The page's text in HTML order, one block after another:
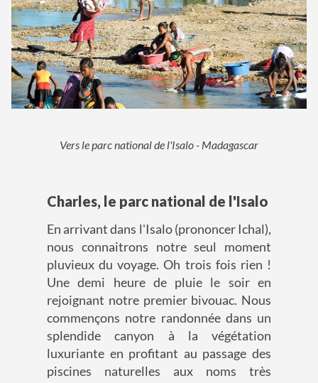
Vers le parc national de l'Isalo - Madagascar
Charles, le parc national de l'Isalo
En arrivant dans l'Isalo (prononcer Ichal),
nous connaitrons notre seul moment
pluvieux du voyage. Oh trois fois rien !
Une demi heure de pluie le soir en
rejoignant notre premier bivouac. Nous
commençons notre randonnée dans un
splendide canyon à la végétation
luxuriante en profitant au passage des
piscines naturelles aux noms très